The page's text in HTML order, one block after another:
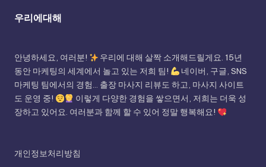
우리에대해
안녕하세요, 여러분!
우리에 대해 살짝 소개해드릴게요. 15년
동안 마케팅의 세계에서 놀고 있는 저희 팀!
네이버, 구글, SNS
마케팅 팀에서의 경험... 출장 마사지 리뷰도 하고, 마사지 사이트
도 운영 중!
이렇게 다양한 경험을 쌓으면서, 저희는 더욱 성
장하고 있어요. 여러분과 함께 할 수 있어 정말 행복해요!
개인정보처리방침